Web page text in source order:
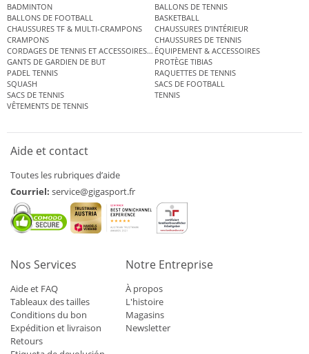
BADMINTON
BALLONS DE TENNIS
BALLONS DE FOOTBALL
BASKETBALL
CHAUSSURES TF & MULTI-CRAMPONS
CHAUSSURES D’INTÉRIEUR
CRAMPONS
CHAUSSURES DE TENNIS
CORDAGES DE TENNIS ET ACCESSOIRES DE TENNISÉQUIPEMENT & ACCESSOIRES
GANTS DE GARDIEN DE BUT
PROTÈGE TIBIAS
PADEL TENNIS
RAQUETTES DE TENNIS
SQUASH
SACS DE FOOTBALL
SACS DE TENNIS
TENNIS
VÊTEMENTS DE TENNIS
Aide et contact
Toutes les rubriques d’aide
Courriel: service@gigasport.fr
Nos Services
Aide et FAQ
Tableaux des tailles
Conditions du bon
Expédition et livraison
Retours
Notre Entreprise
À propos
L'histoire
Magasins
Newsletter